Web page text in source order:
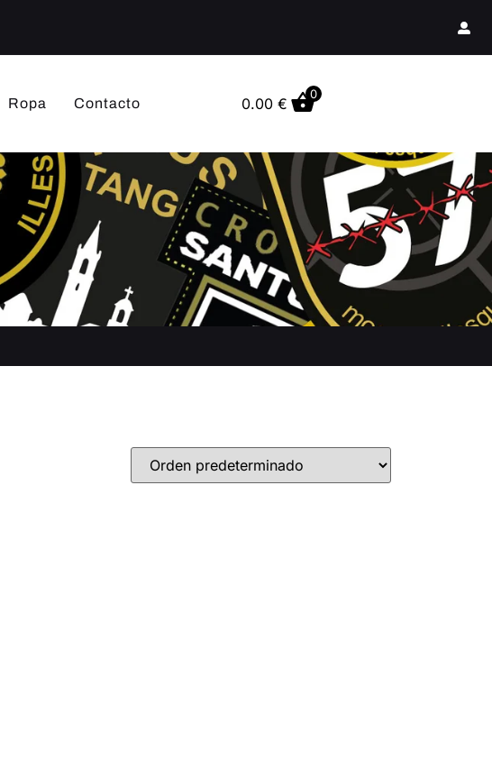
Ropa Contacto 0.00 €
0